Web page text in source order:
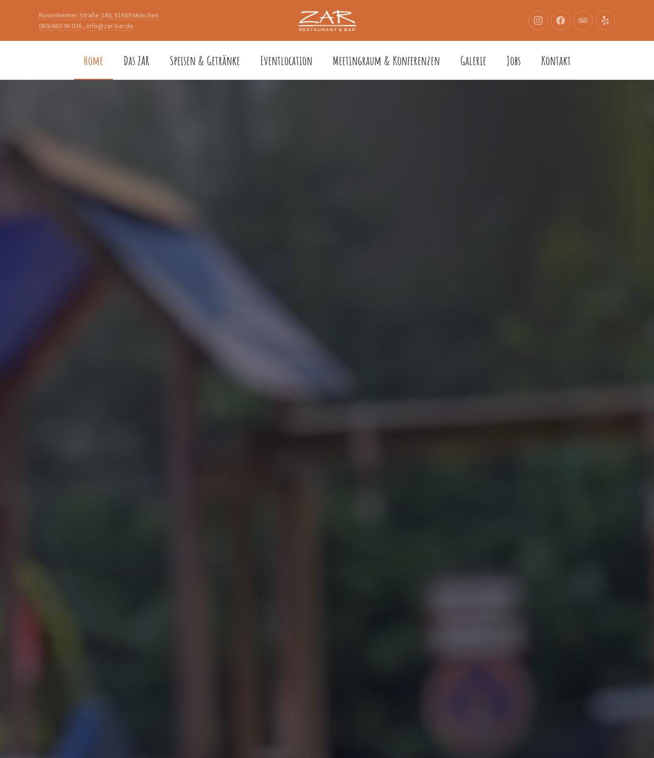
Rosenheimer Straße 240, 81669 München
089/680 96 036 , info@zar-bar.de
Neues
Neues
Neues
Neues
Home Das ZAR Speisen & Getränke Eventlocation Meetingraum & Konferenzen Galerie Jobs Kontakt